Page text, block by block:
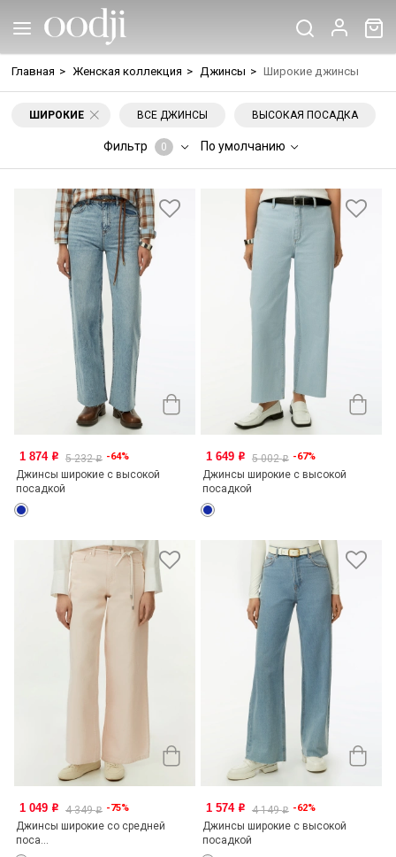
Главная > Женская коллекция > Джинсы > Широкие джинсы
ШИРОКИЕ ВСЕ ДЖИНСЫ ВЫСОКАЯ ПОСАДКА
Фильтр 0 По умолчанию
1 874 o 5 232o -64%
Джинсы широкие с высокой
посадкой
1 649 o 5 002o -67%
Джинсы широкие с высокой
посадкой
1 049 o 4 349o -75%
Джинсы широкие со средней
поса...
1 574 o 4 149o -62%
Джинсы широкие с высокой
посадкой